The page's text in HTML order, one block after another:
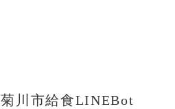
菊川市給食LINEBot